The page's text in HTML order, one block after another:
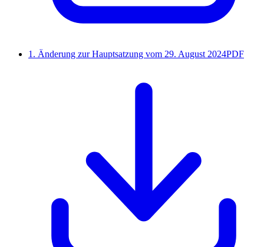
1. Änderung zur Hauptsatzung vom 29. August 2024PDF